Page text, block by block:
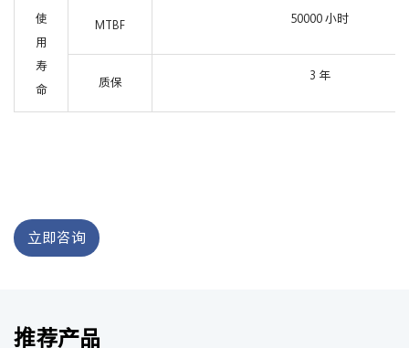
使
用
寿
命
MTBF
50000 小时
质保
3 年
立即咨询
推荐产品